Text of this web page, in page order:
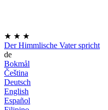
★ ★ ★
Der Himmlische Vater spricht
de
Bokmål
Čeština
Deutsch
English
Español